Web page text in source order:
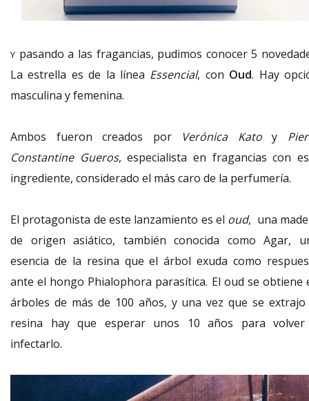
Y pasando a las fragancias, pudimos conocer 5
La estrella es de la línea Essencial, con Oud. Hay
masculina y femenina.
Ambos fueron creados por Verónica Katoy
Constantine Gueros, especialista en fragancias con
ingrediente, considerado el más caro de la perfumería.
El protagonista de este lanzamiento es el oud, una
de origen asiático, también conocida como Agar,
esencia de la resina que el árbolexuda como
ante el hongo Phialophora parasítica. El oud se obtiene
árboles de más de 100 años, y una vez que se
resina hay que esperar unos 10 años para
infectarlo.